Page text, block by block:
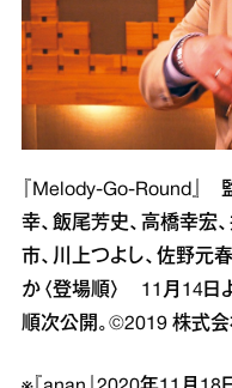
『Melody-Go-Round
幸、飯尾芳史、高橋幸宏
市、川上つよし、佐野元
か〈登場順〉 11月14日
順次公開。©2019 株式